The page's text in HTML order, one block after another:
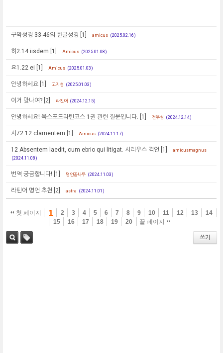
구약성경 33-46의 한글성경 [1] amicus (2025.02.16)
히2.14 iisdem [1] Amicus (2025.01.08)
요1.22 ei [1] Amicus (2025.01.03)
안녕하세요 [1] 고지성 (2025.01.03)
이거 맞나여? [2] 라친어 (2024.12.15)
안녕하세요! 옥스포드라틴코스 1권 관련 질문입니다. [1] 전우성 (2024.12.14)
시72.12 clamentem [1] Amicus (2024.11.17)
12 Absentem laedit, cum ebrio qui litigat. 시리우스 격언 [1]
amicusmagnus
(2024.11.08)
번역 궁금합니다! [1] 명언꿈나무 (2024.11.03)
라틴어 명언 추천 [2] astra (2024.11.01)
첫 페이지 1 2 3 4 5 6 7 8 9 10 11 12 13
14
15
16 17 18 19 20 끝 페이지
쓰기